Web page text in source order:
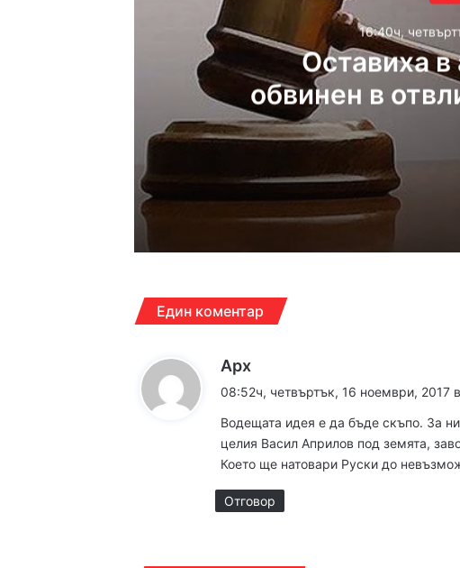
16:40ч,
Оставиха
обвинен в
си и
16:40ч, четвъртък, 6 август, 2026
14:19ч, четвъртък, 6 август, 2026
22-рият Есенен салон на
13:29ч, четвъртък, 6 август, 2026
Един коментар
Арх
а
а
:
08:52ч, четвъртък, 16 ноември, 2017
Водещата идея е да бъде скъпо. За
целия Васил Априлов под земята,
Което ще натовари Руски до
Отговор